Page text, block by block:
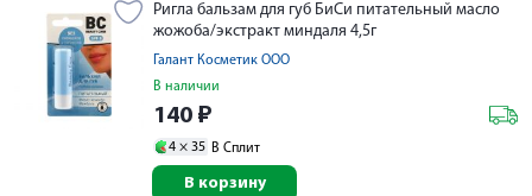
Ригла бальзам для губ БиСи питательный масло
жожоба/экстракт миндаля 4,5г
Галант Косметик ООО
В наличии
140 ₽
4 × 35 В Сплит
В корзину